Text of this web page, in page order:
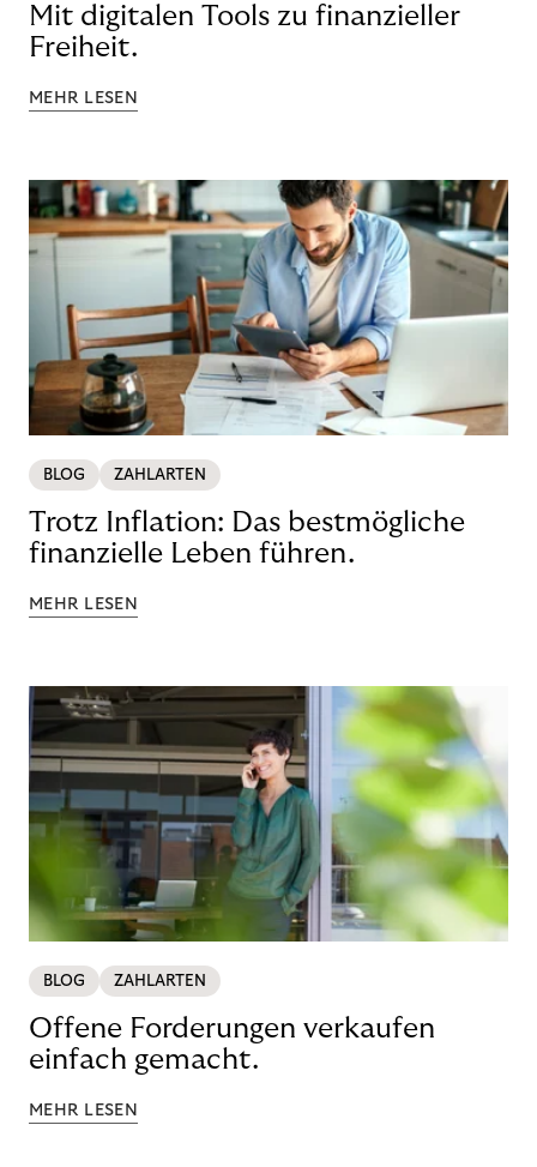
Mit digitalen Tools zu finanzieller
Freiheit.
MEHR LESEN
BLOG ZAHLARTEN
Trotz Inflation: Das bestmögliche
finanzielle Leben führen.
MEHR LESEN
BLOG ZAHLARTEN
Offene Forderungen verkaufen
einfach gemacht.
MEHR LESEN